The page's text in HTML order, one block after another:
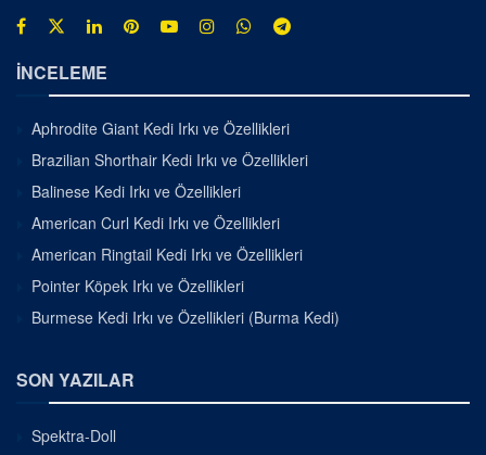
İNCELEME
Aphrodite Giant Kedi Irkı ve Özellikleri
Brazilian Shorthair Kedi Irkı ve Özellikleri
Balinese Kedi Irkı ve Özellikleri
American Curl Kedi Irkı ve Özellikleri
American Ringtail Kedi Irkı ve Özellikleri
Pointer Köpek Irkı ve Özellikleri
Burmese Kedi Irkı ve Özellikleri (Burma Kedi)
SON YAZILAR
Spektra-Doll